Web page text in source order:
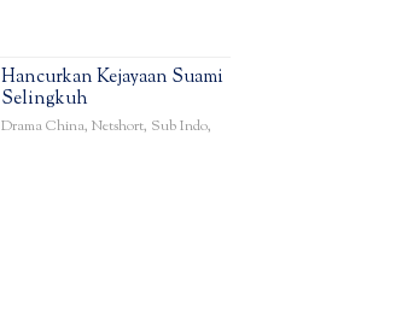
Hancurkan Kejayaan Suami
Selingkuh
Drama China, Netshort, Sub Indo,